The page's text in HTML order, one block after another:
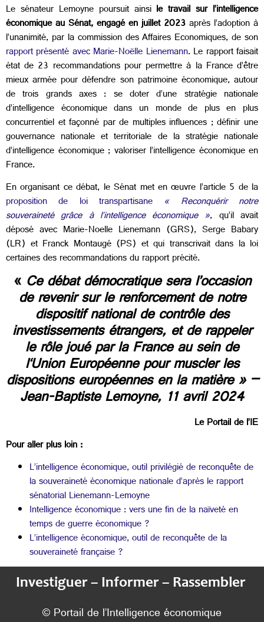
Le sénateur Lemoyne poursuit ainsi le travail sur l’intelligence
économique au Sénat, engagé en juillet 2023après l’adoption à
l’unanimité, par la commission des Affaires Economiques, de son
rapport présenté avec Marie-Noëlle Lienemann. Le rapport faisait
état de 23 recommandations pour permettre à la France d’être
mieux armée pour défendre son patrimoine économique, autour
de trois grands axes : se doter d’une stratégie nationale
d’intelligence économique dans un monde de plus en plus
concurrentiel et façonné par de multiples influences ; définir une
gouvernance nationale et territoriale de la stratégie nationale
d’intelligence économique ; valoriser l’intelligence économique en
France.
En organisant ce débat, le Sénat met en œuvre l’article 5 de la
proposition de loi transpartisane « Reconquérir notre
souveraineté grâce à l’intelligence économique », qu’il avait
déposé avec Marie-Noelle Lienemann (GRS), Serge Babary
(LR) et Franck Montaugé (PS) et qui transcrivait dans la loi
certaines des recommandations du rapport précité.
«Ce débat démocratique sera l’occasion
de revenir sur le renforcement de notre
dispositif national de contrôle des
investissements étrangers, et de rappeler
le rôle joué par la France au sein de
l‘Union Européenne pour muscler les
dispositions européennes en la matière » –
Jean-Baptiste Lemoyne, 11 avril 2024
Le Portail de l’IE
Pour aller plus loin :
L’intelligence économique, outil privilégié de reconquête de
la souveraineté économique nationale d’après le rapport
sénatorial Lienemann-Lemoyne
Intelligence économique : vers une fin de la naïveté en
temps de guerre économique ?
L’intelligence économique, outil de reconquête de la
souveraineté française ?
Investiguer – Informer – Rassembler
© Portail de l’Intelligence économique